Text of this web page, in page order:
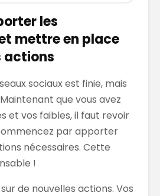
les
mettre en place
actions
sociaux est finie, mais
que vous avez
et vos faibles, il faut revoir
par apporter
nécessaires. Cette
!
de nouvelles actions. Vos